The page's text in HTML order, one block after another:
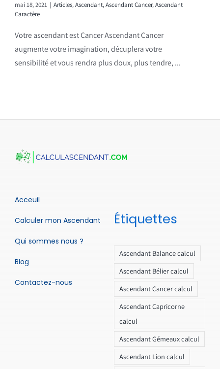
mai 18, 2021 | Articles,Ascendant,Ascendant Cancer,Ascendant
Caractère
Votre ascendant est Cancer Ascendant Cancer
augmente votre imagination, décuplera votre
sensibilité et vous rendra plus doux, plus tendre, ...
Acceuil
Calculer mon Ascendant
Qui sommes nous ?
Blog
Contactez-nous
Étiquettes
Ascendant Balance calcul
Ascendant Bélier calcul
Ascendant Cancer calcul
Ascendant Capricorne
calcul
Ascendant Gémeaux calcul
Ascendant Lion calcul